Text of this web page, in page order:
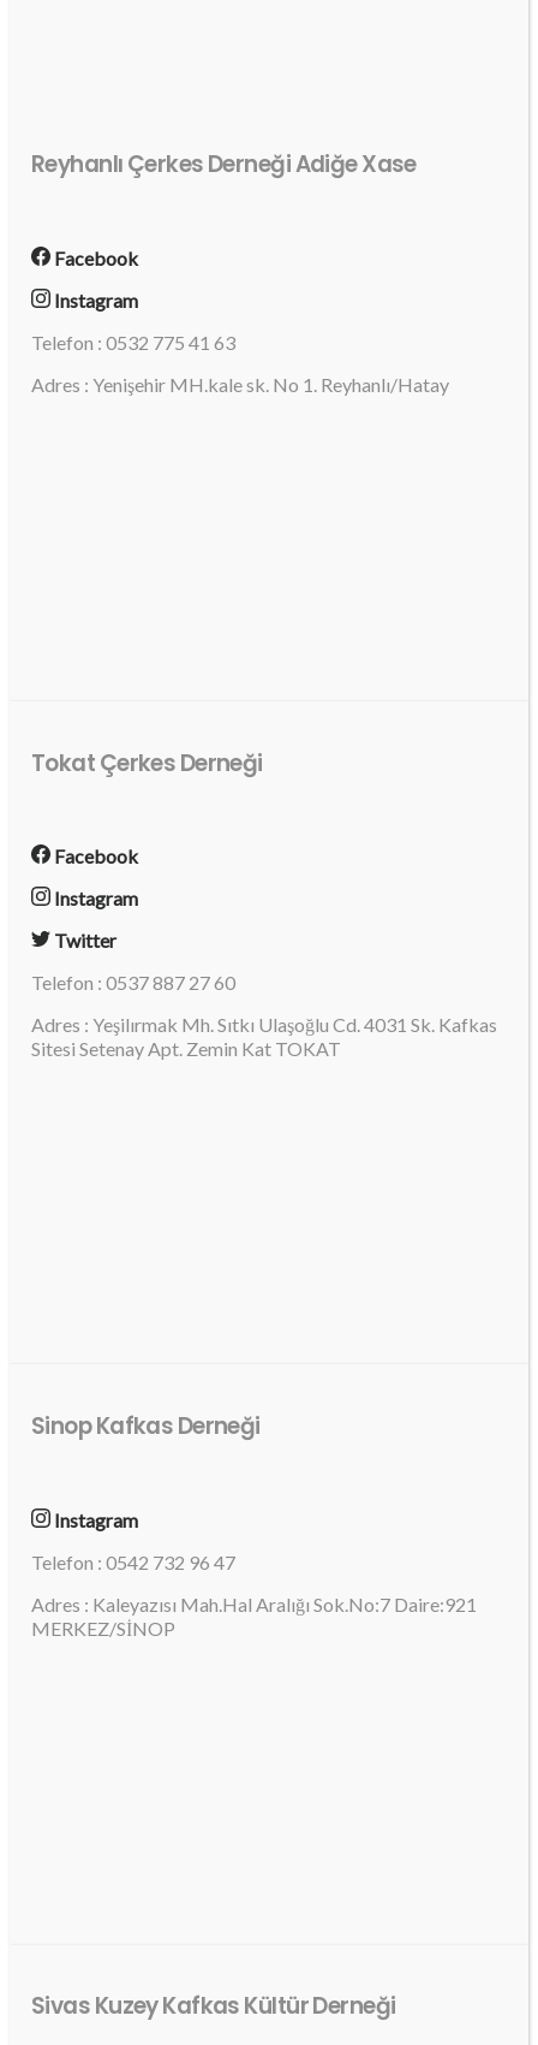
Reyhanlı Çerkes Derneği Adiğe Xase
Facebook
Instagram
Telefon : 0532 775 41 63
Adres : Yenişehir MH.kale sk. No 1. Reyhanlı/Hatay
Tokat Çerkes Derneği
Facebook
Instagram
Twitter
Telefon : 0537 887 27 60
Adres : Yeşilırmak Mh. Sıtkı Ulaşoğlu Cd. 4031 Sk. Kafkas
Sitesi Setenay Apt. Zemin Kat TOKAT
Sinop Kafkas Derneği
Instagram
Telefon : 0542 732 96 47
Adres : Kaleyazısı Mah.Hal Aralığı Sok.No:7 Daire:921
MERKEZ/SİNOP
Sivas Kuzey Kafkas Kültür Derneği